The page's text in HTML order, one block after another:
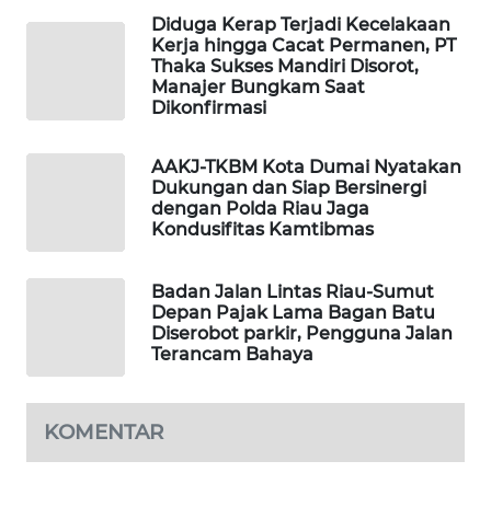
Diduga Kerap Terjadi Kecelakaan
Kerja hingga Cacat Permanen, PT
Thaka Sukses Mandiri Disorot,
Manajer Bungkam Saat
Dikonfirmasi
AAKJ-TKBM Kota Dumai Nyatakan
Dukungan dan Siap Bersinergi
dengan Polda Riau Jaga
Kondusifitas Kamtibmas
Badan Jalan Lintas Riau-Sumut
Depan Pajak Lama Bagan Batu
Diserobot parkir, Pengguna Jalan
Terancam Bahaya
KOMENTAR
NEWS
FISUELRI
ID